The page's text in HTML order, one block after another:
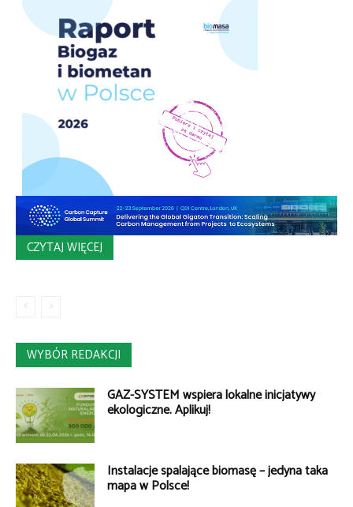
CZYTAJ WIĘCEJ
WYBÓR REDAKCJI
GAZ-SYSTEM wspiera lokalne inicjatywy
ekologiczne. Aplikuj!
Instalacje spalające biomasę – jedyna taka
mapa w Polsce!